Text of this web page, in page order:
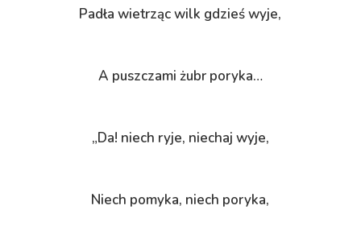
Padła wietrząc wilk gdzieś wyje,
A puszczami żubr poryka…
„Da! niech ryje, niechaj wyje,
Niech pomyka, niech poryka,